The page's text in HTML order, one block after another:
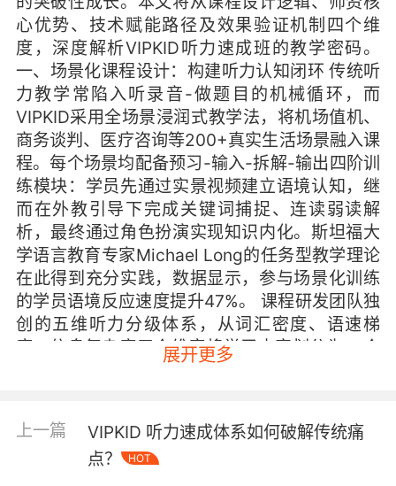
心优势、技术赋能路径及效果验证机制四个维
度，深度解析VIPKID听力速成班的教学密码。
一、场景化课程设计：构建听力认知闭环 传统听
力教学常陷入听录音-做题目的机械循环，而
VIPKID采用全场景浸润式教学法，将机场值机、
商务谈判、医疗咨询等200+真实生活场景融入课
程。每个场景均配备预习-输入-拆解-输出四阶训
练模块：学员先通过实景视频建立语境认知，继
而在外教引导下完成关键词捕捉、连读弱读解
析，最终通过角色扮演实现知识内化。斯坦福大
学语言教育专家Michael Long的任务型教学理论
在此得到充分实践，数据显示，参与场景化训练
的学员语境反应速度提升47%。 课程研发团队独
创的五维听力分级体系，从词汇密度、语速梯
度、信息复杂度三个维度将学习内容划分为12个
层级。例如Lv3课程聚焦日常对话中的隐含情绪
动态进阶机制确保每位学员都能在舒适区边缘获
得针对性训练，配合每周更新的CNN Student
News、TED-Ed精选片段等泛听资源，形成精准
展开更多
上一篇
VIPKID 听力速成体系如何破解传统痛
点？
HOT